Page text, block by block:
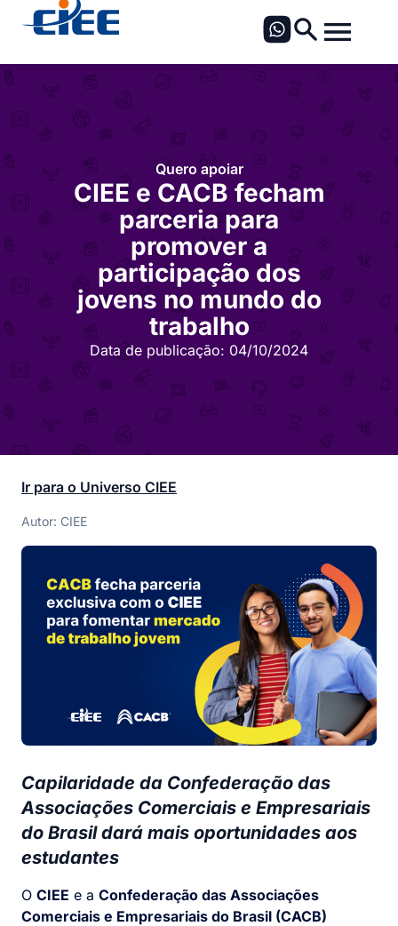
Quero apoiar
CIEE e CACB fecham
parceria para
promover a
participação dos
jovens no mundo do
trabalho
Data de publicação: 04/10/2024
Ir para o Universo CIEE
Autor: CIEE
Capilaridade da Confederação das
Associações Comerciais e Empresariais
do Brasil dará mais oportunidades aos
estudantes
O CIEE e a Confederação das Associações
Comerciais e Empresariais do Brasil (CACB)